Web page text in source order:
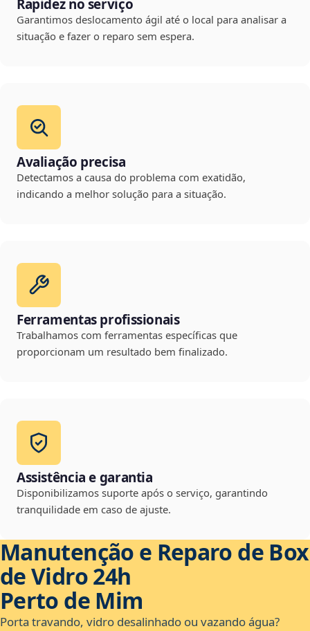
Rapidez no serviço
Garantimos deslocamento ágil até o local para analisar a
situação e fazer o reparo sem espera.
Avaliação precisa
Detectamos a causa do problema com exatidão,
indicando a melhor solução para a situação.
Ferramentas profissionais
Trabalhamos com ferramentas específicas que
proporcionam um resultado bem finalizado.
Assistência e garantia
Disponibilizamos suporte após o serviço, garantindo
tranquilidade em caso de ajuste.
Manutenção e Reparo de Box
de Vidro 24h
Perto de Mim
Porta travando, vidro desalinhado ou vazando água?